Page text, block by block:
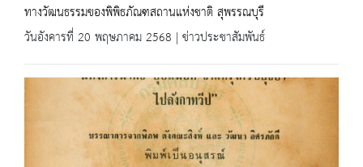
ทางวัฒนธรรมของพิพิธภัณฑสถานแห่งชาติ สุพรรณบุรี
วันอังคารที่ 20 พฤษภาคม 2568 | ข่าวประชาสัมพันธ์